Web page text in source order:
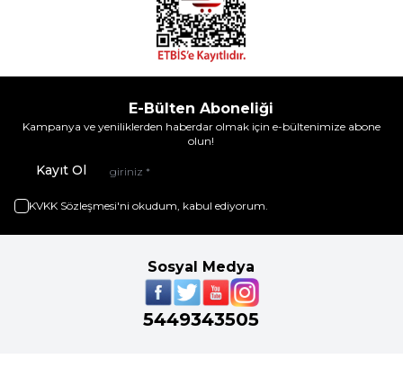
E-Bülten Aboneliği
Kampanya ve yeniliklerden haberdar olmak için e-bültenimize abone
olun!
Kayıt Ol
KVKK Sözleşmesi'ni okudum, kabul ediyorum.
Sosyal Medya
5449343505